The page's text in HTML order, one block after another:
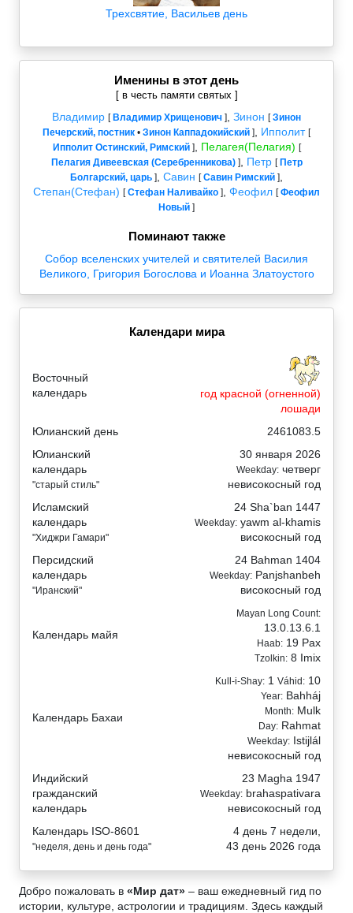
Трехсвятие, Васильев день
Именины в этот день
[ в честь памяти святых ]
Владимир [Владимир Хрищенович ] Зинон [Зинон
Печерский, постник • Зинон Каппадокийский ] Ипполит [
Ипполит Остинский, Римский], Пелагея(Пелагия) [
Пелагия Дивеевская (Серебренникова)], Петр [Петр
Болгарский, царь ] Савин [Савин Римский ]
Степан(Стефан) [Стефан Наливайко ] Феофил [Феофил
Новый ]
Поминают также
Собор вселенских учителей и святителей Василия
Великого, Григория Богослова и Иоанна Златоустого
Календари мира
Восточный
календарь
год красной (огненной)
лошади
Юлианский день
2461083.5
Юлианский
календарь
"старый стиль"
30 января 2026
Weekday: четверг
невисокосный год
Исламский
календарь
"Хиджри Гамари"
24 Sha`ban 1447
Weekday: yawm al-khamis
високосный год
Персидский
календарь
"Иранский"
24 Bahman 1404
Weekday: Panjshanbeh
високосный год
Календарь майя
Mayan Long Count:
13.0.13.6.1
Haab: 19 Pax
Tzolkin: 8 Imix
Календарь Бахаи
Kull-i-Shay: 1 Váhid: 10
Year: Bahháj
Month: Mulk
Day: Rahmat
Weekday: Istijlál
невисокосный год
Индийский
гражданский
календарь
23 Magha 1947
Weekday: brahaspativara
невисокосный год
Календарь ISO-8601
"неделя, день и день года"
4 день 7 недели,
43 день 2026 года
Добро пожаловать в «Мир дат» – ваш ежедневный гид по
истории, культуре, астрологии и традициям. Здесь каждый